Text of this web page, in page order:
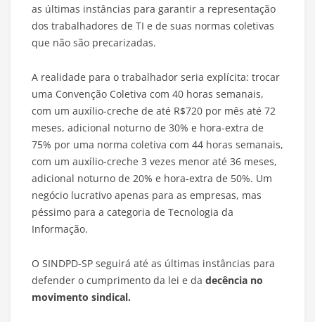
as últimas instâncias para garantir a representação
dos trabalhadores de TI e de suas normas coletivas
que não são precarizadas.
A realidade para o trabalhador seria explícita: trocar
uma Convenção Coletiva com 40 horas semanais,
com um auxílio-creche de até R$720 por mês até 72
meses, adicional noturno de 30% e hora-extra de
75% por uma norma coletiva com 44 horas semanais,
com um auxílio-creche 3 vezes menor até 36 meses,
adicional noturno de 20% e hora-extra de 50%. Um
negócio lucrativo apenas para as empresas, mas
péssimo para a categoria de Tecnologia da
Informação.
O SINDPD-SP seguirá até as últimas instâncias para
defender o cumprimento da lei e da decência no
movimento sindical.